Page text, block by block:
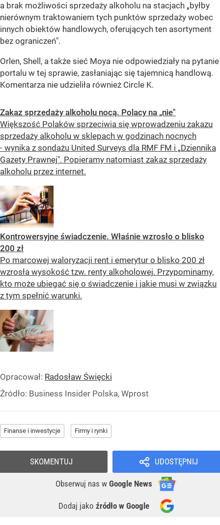
a brak możliwości sprzedaży alkoholu na stacjach „byłby
nierównym traktowaniem tych punktów sprzedaży wobec
innych obiektów handlowych, oferujących ten asortyment
bez ograniczeń".
Orlen, Shell, a także sieć Moya nie odpowiedziały na pytanie
portalu w tej sprawie, zasłaniając się tajemnicą handlową.
Komentarza nie udzieliła również Circle K.
Zakaz sprzedaży alkoholu nocą. Polacy na „nie"
Większość Polaków sprzeciwia się wprowadzeniu zakazu
sprzedaży alkoholu w sklepach w godzinach nocnych
- wynika z sondażu United Surveys dla RMF FM i „Dziennika
Gazety Prawnej". Popieramy natomiast zakaz sprzedaży
alkoholu przez internet.
Kontrowersyjne świadczenie. Właśnie wzrosło o blisko
200 zł
Po marcowej waloryzacji rent i emerytur o blisko 200 zł
wzrosła wysokość tzw. renty alkoholowej. Przypominamy,
kto może ubiegać się o świadczenie i jakie musi w związku
z tym spełnić warunki.
Opracował: Radosław Święcki
Źródło: Business Insider Polska, Wprost
Finanse i inwestycje Firmy i rynki
UDOSTĘPNIJ
Obserwuj nas w Google News
Dodaj jako źródło w Google
SKOMENTUJ